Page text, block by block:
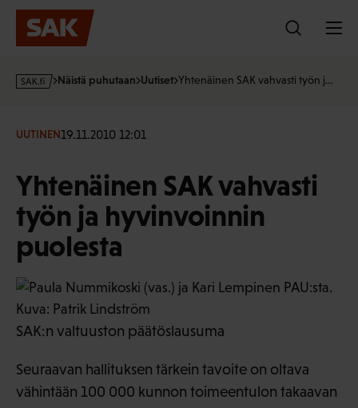
Hyppää
sisältöön
s
·
Näistä puhutaan Uutiset Yhtenäinen SAK vahvasti työn j…
UUTINEN19.11.2010 12:01
Yhtenäinen SAK vahvasti
työn ja hyvinvoinnin
puolesta
SAK:n valtuuston päätöslausuma
Seuraavan hallituksen tärkein tavoite on oltava
vähintään 100 000 kunnon toimeentulon takaavan